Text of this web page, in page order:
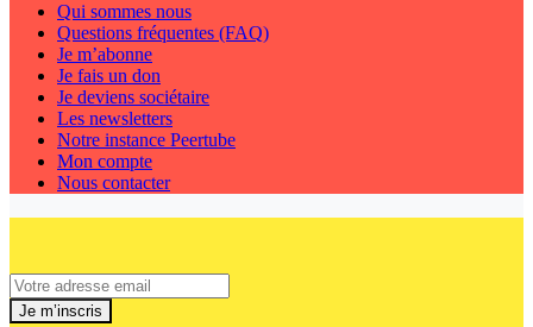
Qui sommes nous
Questions fréquentes (FAQ)
Je m’abonne
Je fais un don
Je deviens sociétaire
Les newsletters
Notre instance Peertube
Mon compte
Nous contacter
Je m’inscris